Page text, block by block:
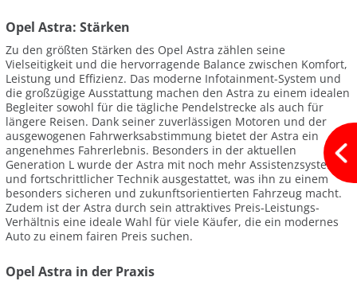
Opel Astra: Stärken
Zu den größten Stärken des Opel Astra zählen seine
Vielseitigkeit und die hervorragende Balance zwischen Komfort,
Leistung und Effizienz. Das moderne Infotainment-System und
die großzügige Ausstattung machen den Astra zu einem idealen
Begleiter sowohl für die tägliche Pendelstrecke als auch für
längere Reisen. Dank seiner zuverlässigen Motoren und der
ausgewogenen Fahrwerksabstimmung bietet der Astra ein
angenehmes Fahrerlebnis. Besonders in der aktuellen
Generation L wurde der Astra mit noch mehr Assistenzsystemen
und fortschrittlicher Technik ausgestattet, was ihn zu einem
besonders sicheren und zukunftsorientierten Fahrzeug macht.
Zudem ist der Astra durch sein attraktives Preis-Leistungs-
Verhältnis eine ideale Wahl für viele Käufer, die ein modernes
Auto zu einem fairen Preis suchen.
Opel Astra in der Praxis